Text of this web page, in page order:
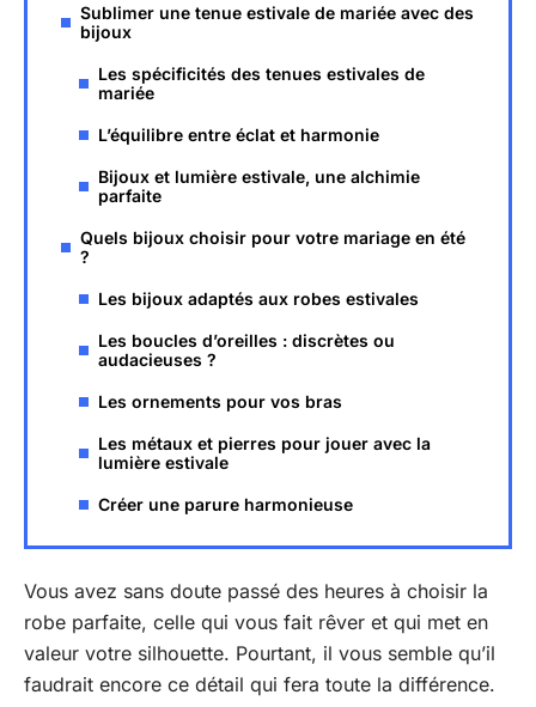
Sublimer une tenue estivale de mariée avec des
bijoux
Les spécificités des tenues estivales de
mariée
L’équilibre entre éclat et harmonie
Bijoux et lumière estivale, une alchimie
parfaite
Quels bijoux choisir pour votre mariage en été
?
Les bijoux adaptés aux robes estivales
Les boucles d’oreilles : discrètes ou
audacieuses ?
Les ornements pour vos bras
Les métaux et pierres pour jouer avec la
lumière estivale
Créer une parure harmonieuse
Vous avez sans doute passé des heures à choisir la
robe parfaite, celle qui vous fait rêver et qui met en
valeur votre silhouette. Pourtant, il vous semble qu’il
faudrait encore ce détail qui fera toute la différence.